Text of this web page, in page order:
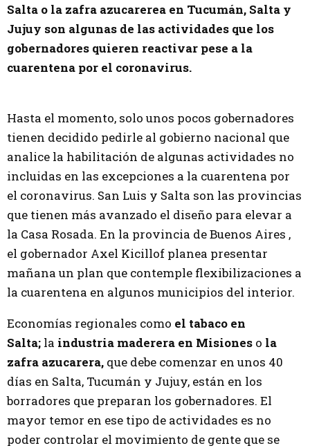
Salta o la zafra azucarerea en Tucumán, Salta y
Jujuy son algunas de las actividades que los
gobernadores quieren reactivar pese a la
cuarentena por el coronavirus.
Hasta el momento, solo unos pocos gobernadores
tienen decidido pedirle al gobierno nacional que
analice la habilitación de algunas actividades no
incluidas en las excepciones a la cuarentena por
el coronavirus. San Luis y Salta son las provincias
que tienen más avanzado el diseño para elevar a
la Casa Rosada. En la provincia de Buenos Aires ,
el gobernador Axel Kicillof planea presentar
mañana un plan que contemple flexibilizaciones a
la cuarentena en algunos municipios del interior.
Economías regionales como el tabaco en
Salta; la industria maderera en Misiones o la
zafra azucarera, que debe comenzar en unos 40
días en Salta, Tucumán y Jujuy, están en los
borradores que preparan los gobernadores. El
mayor temor en ese tipo de actividades es no
poder controlar el movimiento de gente que se